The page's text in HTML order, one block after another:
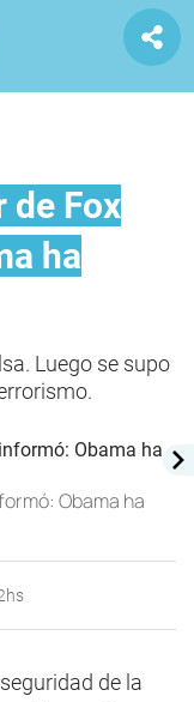
de Fox
ha
Luego se supo
Obama ha
de la